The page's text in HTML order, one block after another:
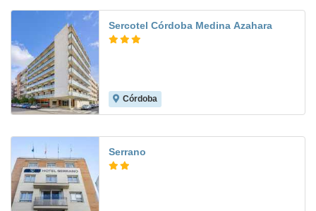
Sercotel Córdoba Medina Azahara
Córdoba
Serrano